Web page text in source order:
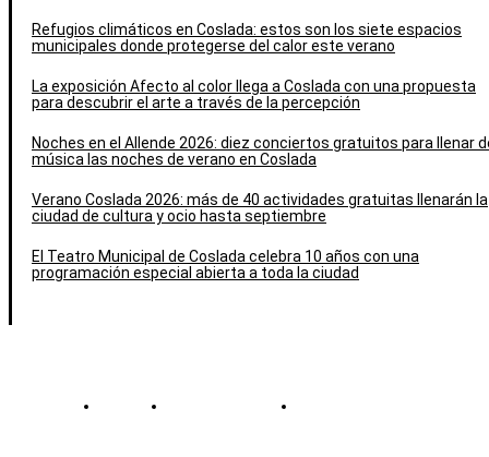
Refugios climáticos en Coslada: estos son los siete espacios
municipales donde protegerse del calor este verano
La exposición Afecto al color llega a Coslada con una propuesta
para descubrir el arte a través de la percepción
Noches en el Allende 2026: diez conciertos gratuitos para llenar
música las noches de verano en Coslada
Verano Coslada 2026: más de 40 actividades gratuitas llenarán la
ciudad de cultura y ocio hasta septiembre
El Teatro Municipal de Coslada celebra 10 años con una
programación especial abierta a toda la ciudad
Contacto Política de cookies